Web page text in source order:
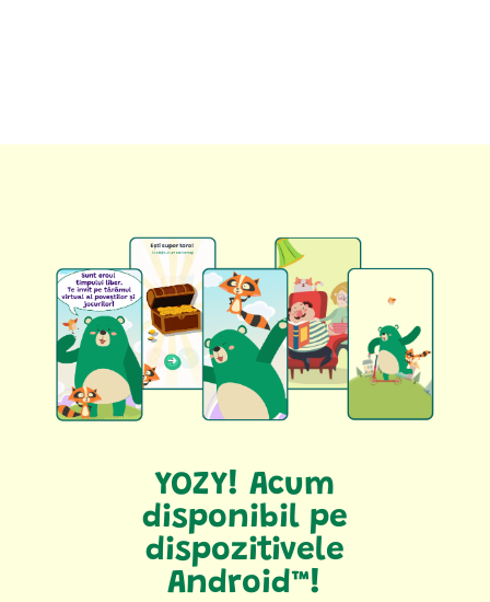
YOZY! Acum
disponibil pe
dispozitivele
Android™!